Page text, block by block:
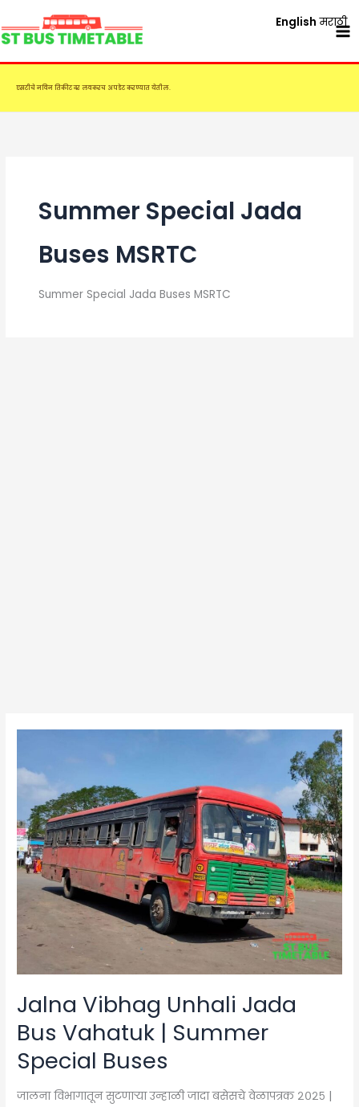
to
content
एसटीचे नविन तिकीट दर लवकरच अपडेट करण्यात येतील.
Summer Special Jada
Buses MSRTC
Summer Special Jada Buses MSRTC
Jalna Vibhag Unhali Jada
Bus Vahatuk | Summer
Special Buses
जालना विभागातून सुटणाऱ्या उन्हाळी जादा बसेसचे वेळापत्रक २०२५ |
Unhali
Bus
Vahatuk
|
Summer
Special
Buses
English मराठी